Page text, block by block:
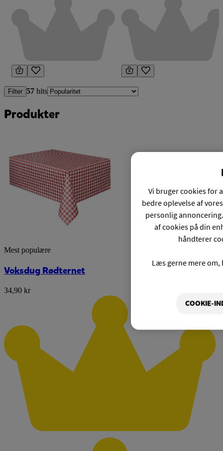
Filter 57 hits
Produkter
Mest populære
Voksdug Rødternet
34,90 kr
Vi bruger cookies for
bedre oplevelse af
personlig
af cookies på din
håndterer
Læs gerne mere
COOKIE-